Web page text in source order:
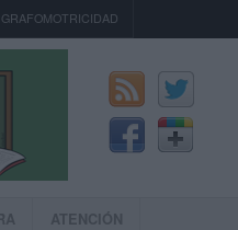
GRAFOMOTRICIDAD
ATENCIÓN